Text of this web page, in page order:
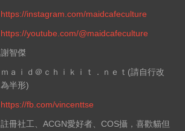
https://instagram.com/maidcafeculture
https://youtube.com/@maidcafeculture
謝智傑
ｍａｉｄ＠ｃｈｉｋｉｔ．ｎｅｔ(請自行改
為半形)
https://fb.com/vincenttse
註冊社工、ACGN愛好者、COS攝，喜歡貓但